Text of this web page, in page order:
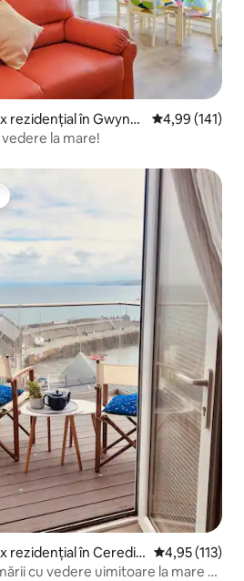
rezidențial în Gwyne
Scor mediu
4,99 (141)
la mare!
Alegerea oaspeților
rezidențial în Ceredigi Scor mediu
4,95 (113)
cu vedere uimitoare la mare și